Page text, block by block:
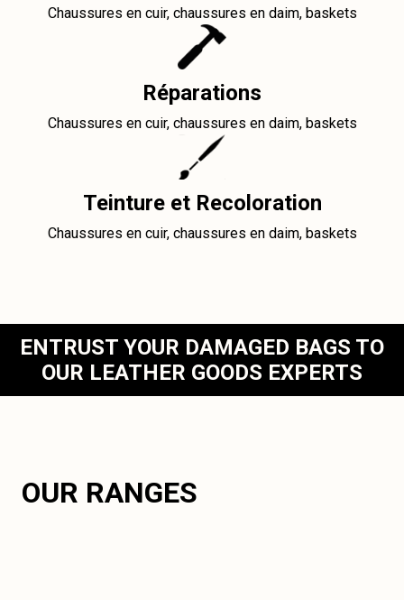
Chaussures en cuir, chaussures en daim, baskets
Réparations
Chaussures en cuir, chaussures en daim, baskets
Teinture et Recoloration
Chaussures en cuir, chaussures en daim, baskets
ENTRUST YOUR DAMAGED BAGS TO
OUR LEATHER GOODS EXPERTS
OUR RANGES